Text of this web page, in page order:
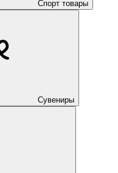
Спорт товары
Сувениры